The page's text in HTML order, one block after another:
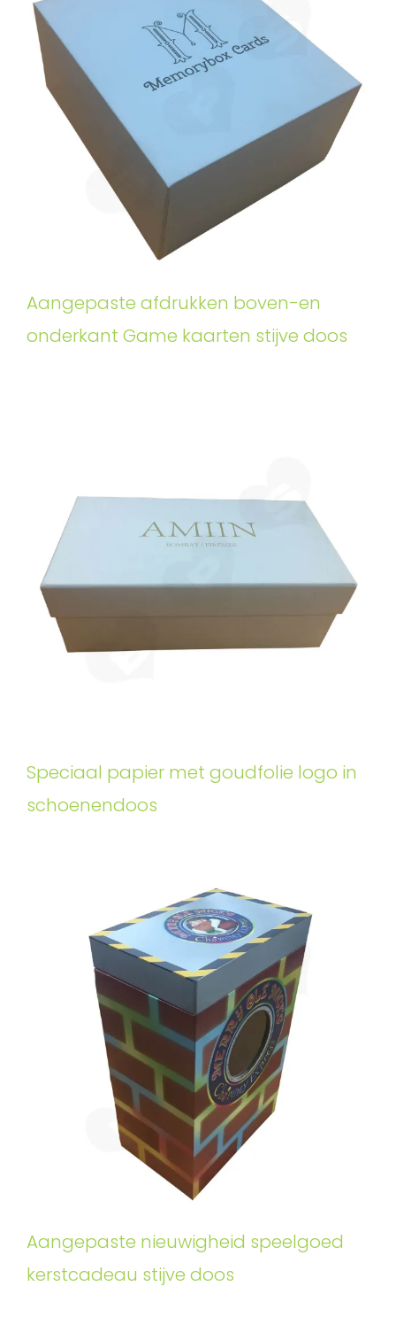
Aangepaste afdrukken boven-en
onderkant Game kaarten stijve doos
Speciaal papier met goudfolie logo in
schoenendoos
Aangepaste nieuwigheid speelgoed
kerstcadeau stijve doos